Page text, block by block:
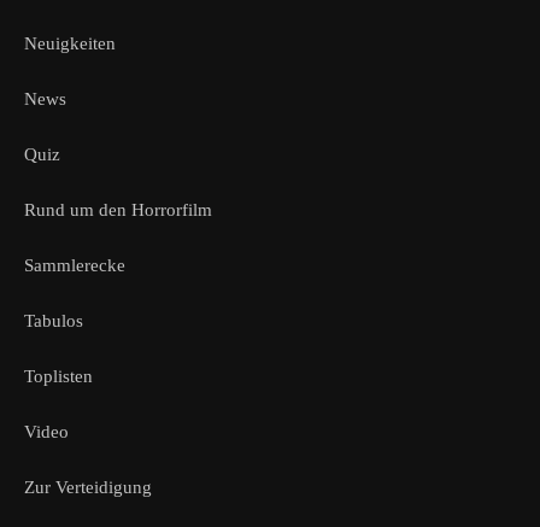
Neuigkeiten
News
Quiz
Rund um den Horrorfilm
Sammlerecke
Tabulos
Toplisten
Video
Zur Verteidigung